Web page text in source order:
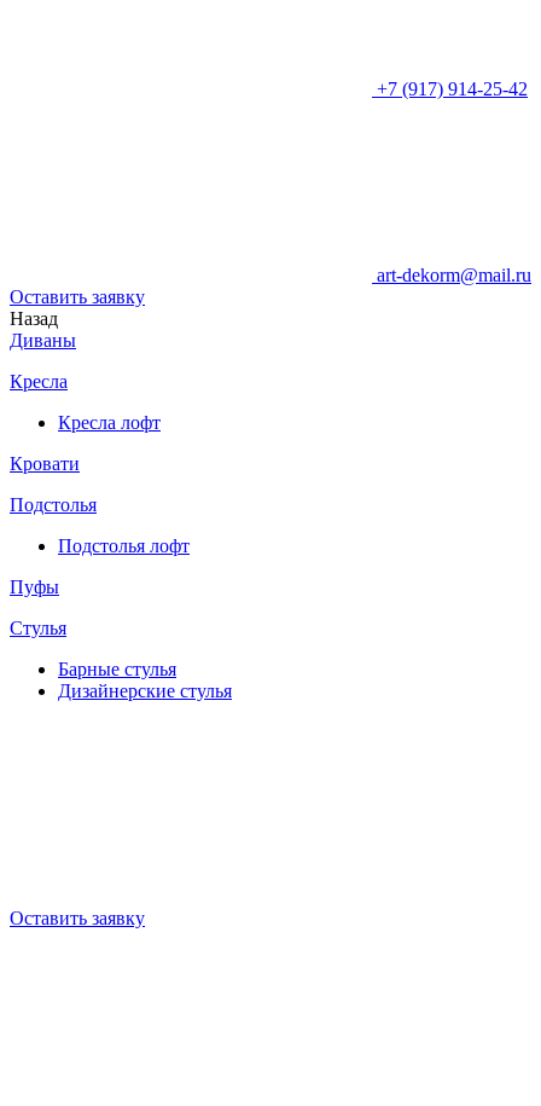
+7 (917) 914-25-42
art-dekorm@mail.ru
Оставить заявку
Назад
Диваны
Кресла
Кресла лофт
Кровати
Подстолья
Подстолья лофт
Пуфы
Стулья
Барные cтулья
Дизайнерские cтулья
Оставить заявку